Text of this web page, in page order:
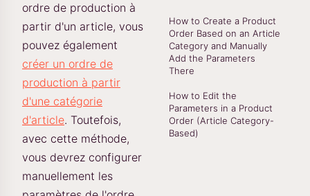
ordre de production à
partir d'un article, vous
pouvez également
créer un ordre de
production à partir
d'une catégorie
d'article. Toutefois,
avec cette méthode,
vous devrez configurer
manuellement les
How to Create a Product
Order Based on an Article
Category and Manually
Add the Parameters
There
How to Edit the
Parameters in a Product
Order (Article Category-
Based)